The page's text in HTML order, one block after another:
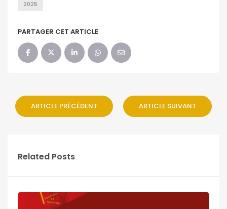
2025
PARTAGER CET ARTICLE
ARTICLE PRÉCÉDENT ARTICLE SUIVANT
Related Posts